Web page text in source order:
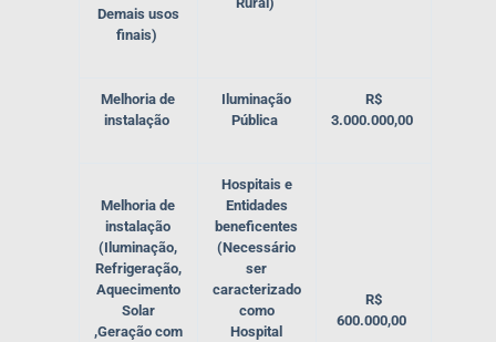
Demais usos
finais)
Melhoria de
instalação
Iluminação
Pública
R$
3.000.000,00
Melhoria de
instalação
(Iluminação,
Refrigeração,
Aquecimento
Solar
,Geração com
Hospitais e
Entidades
beneficentes
(Necessário
ser
caracterizado
como
Hospital
R$
600.000,00